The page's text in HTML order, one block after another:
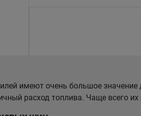
имеют очень большое
расход топлива. Чаще всего